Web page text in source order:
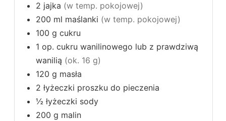
2 jajka (w temp. pokojowej)
200 ml maślanki (w temp. pokojowej)
100 g cukru
1 op. cukru wanilinowego lub z prawdziwą
wanilią (ok. 16 g)
120 g masła
2 łyżeczki proszku do pieczenia
½ łyżeczki sody
200 g malin